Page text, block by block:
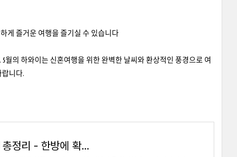
게 즐거운 여행을 즐기실 수 있습니다
월의 하와이는 신혼여행을 위한 완벽한 날씨와 환상적인 풍경으로 여
니다.
하와이 오아후 신혼여행 5박 7일 총정리 - 한방에 확인하기